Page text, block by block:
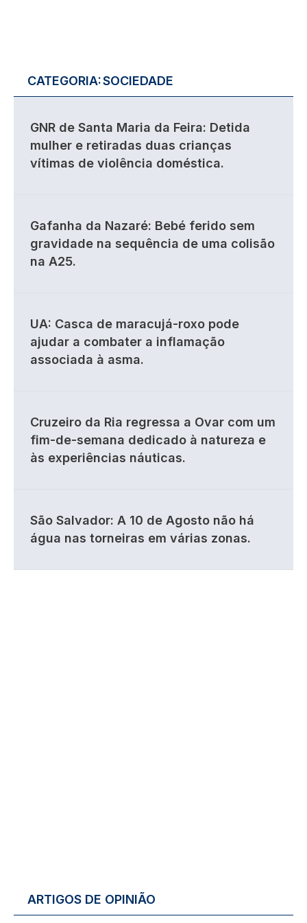
CATEGORIA:SOCIEDADE
GNR de Santa Maria da Feira: Detida
mulher e retiradas duas crianças
vítimas de violência doméstica.
Gafanha da Nazaré: Bebé ferido sem
gravidade na sequência de uma colisão
na A25.
UA: Casca de maracujá-roxo pode
ajudar a combater a inflamação
associada à asma.
Cruzeiro da Ria regressa a Ovar com um
fim-de-semana dedicado à natureza e
às experiências náuticas.
São Salvador: A 10 de Agosto não há
água nas torneiras em várias zonas.
ARTIGOS DE OPINIÃO